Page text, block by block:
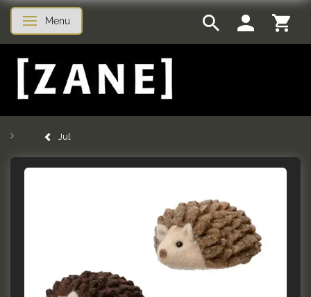
Skifte navigation
Menu
Jul